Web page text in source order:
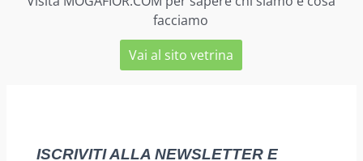
facciamo
Vai al sito vetrina